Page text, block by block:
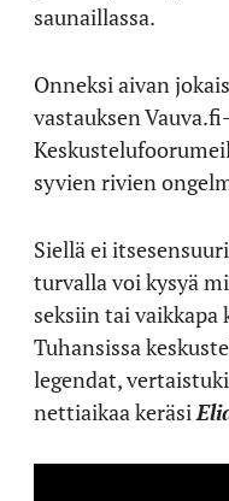
saunaillassa.
Onneksi aivan
vastauksen
syvien rivien
Siellä ei
turvalla voi kysyä
seksiin tai vaikkapa
Tuhansissa
legendat,
nettiaikaa keräsi